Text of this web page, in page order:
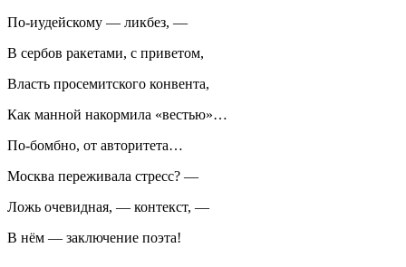
По-иудейскому — ликбез, —
В сербов ракетами, с приветом,
Власть просемитского конвента,
Как манной накормила «вестью»…
По-бомбно, от авторитета…
Москва переживала стресс? —
Ложь очевидная, — контекст, —
В нём — заключение поэта!